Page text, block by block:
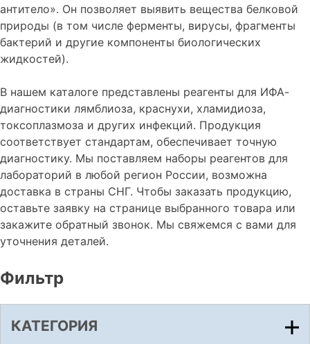
антитело». Он позволяет выявить вещества белковой
природы (в том числе ферменты, вирусы, фрагменты
бактерий и другие компоненты биологических
жидкостей).
В нашем каталоге представлены реагенты для ИФА-
диагностики лямблиоза, краснухи, хламидиоза,
токсоплазмоза и других инфекций. Продукция
соответствует стандартам, обеспечивает точную
диагностику. Мы поставляем наборы реагентов для
лабораторий в любой регион России, возможна
доставка в страны СНГ. Чтобы заказать продукцию,
оставьте заявку на странице выбранного товара или
закажите обратный звонок. Мы свяжемся с вами для
уточнения деталей.
Фильтр
КАТЕГОРИЯ